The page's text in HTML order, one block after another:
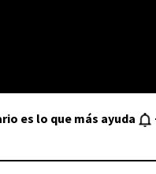
es lo que más ayuda